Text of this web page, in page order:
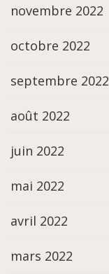
novembre 2022
octobre 2022
septembre 2022
août 2022
juin 2022
mai 2022
avril 2022
mars 2022